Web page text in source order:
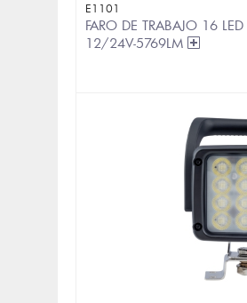
E1101
FARO DE TRABAJO 16
12/24V-5769LM